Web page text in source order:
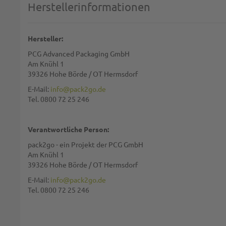
Herstellerinformationen
Hersteller:
PCG Advanced Packaging GmbH
Am Knühl 1
39326 Hohe Börde / OT Hermsdorf
E-Mail: info@pack2go.de
Tel. 0800 72 25 246
Verantwortliche Person:
pack2go - ein Projekt der PCG GmbH
Am Knühl 1
39326 Hohe Börde / OT Hermsdorf
E-Mail: info@pack2go.de
Tel. 0800 72 25 246